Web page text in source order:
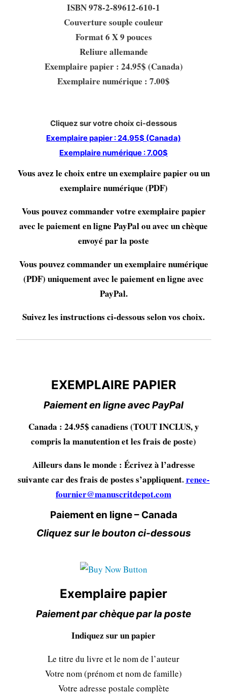
ISBN 978-2-89612-610-1
Couverture souple couleur
Format 6 X 9 pouces
Reliure allemande
Exemplaire papier : 24.95$ (Canada)
Exemplaire numérique : 7.00$
Cliquez sur votre choix ci-dessous
Exemplaire papier : 24.95$ (Canada)
Exemplaire numérique : 7.00$
Vous avez le choix entre un exemplaire papier ou un
exemplaire numérique (PDF)
Vous pouvez commander votre exemplaire papier
avec le paiement en ligne PayPal ou avec un chèque
envoyé par la poste
Vous pouvez commander un exemplaire numérique
(PDF) uniquement avec le paiement en ligne avec
PayPal.
Suivez les instructions ci-dessous selon vos choix.
EXEMPLAIRE PAPIER
Paiement en ligne avec PayPal
Canada : 24.95$ canadiens (TOUT INCLUS, y
compris la manutention et les frais de poste)
Ailleurs dans le monde : Écrivez à l’adresse
suivante car des frais de postes s’appliquent.renee-
fournier@manuscritdepot.com
Paiement en ligne – Canada
Cliquez sur le bouton ci-dessous
Exemplaire papier
Paiement par chèque par la poste
Indiquez sur un papier
Le titre du livre et le nom de l’auteur
Votre nom (prénom et nom de famille)
Votre adresse postale complète